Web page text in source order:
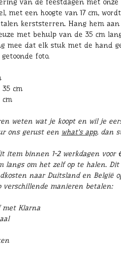
van de feestdagen met
met een hoogte van 17 cm,
kerststerren. Hang hem aan
met behulp van de 35 cm
mee dat elk stuk met de hand
foto.
cm
cm
weten wat je koopt en wil je
ons gerust een what's app, dan
item binnen 1-2 werkdagen voor
langs om het zelf op te halen.
naar Duitsland en België
verschillende manieren betalen:
met Klarna